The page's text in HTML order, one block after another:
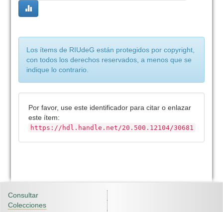
Los ítems de RIUdeG están protegidos por copyright,
con todos los derechos reservados, a menos que se
indique lo contrario.
Por favor, use este identificador para citar o enlazar
este ítem:
https://hdl.handle.net/20.500.12104/30681
Consultar
Colecciones